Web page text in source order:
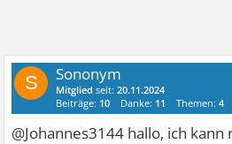
S Sononym
Mitglied seit:20.11.2024
Beiträge: 10 Danke: 11 Themen:4
@Johannes3144 hallo, ich